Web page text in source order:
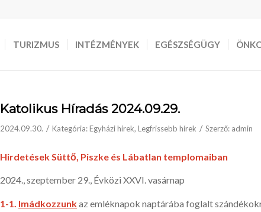
TURIZMUS INTÉZMÉNYEK EGÉSZSÉGÜGY
Katolikus Híradás 2024.09.29.
2024.09.30. / Kategória:Egyházi hírek, Legfrissebb hírek / Szerző: admin
Hirdetések Süttő, Piszke és Lábatlan templomaiban
2024., szeptember 29., Évközi XXVI. vasárnap
1 -1. Imádkozzunkaz emléknapok nap­tárába fog­lalt